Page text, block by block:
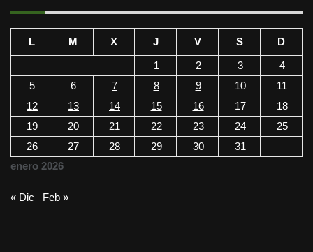
enero 2026
L M X J V S
D
1
2 3
4
5
6 7 8 9 10
11
12
13 14 15 16 17
18
19
20 21 22 23 24
25
26
27 28 29 30 31
« Dic Feb »